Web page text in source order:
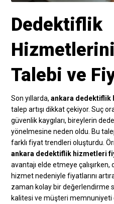
Dedektiflik
Talebi ve
Son yıllarda,ankara dedektiflik
talep artışı dikkat çekiyor. Suç
güvenlik kaygıları, bireylerin
yönelmesine neden oldu. Bu
farklı fiyat trendleri oluşturdu.
ankara dedektiflik hizmetleri
avantajı elde etmeye
hizmet nedeniyle fiyatlarını
zaman kolay bir değerlendirme
kalitesi ve müşteri memnuniyeti